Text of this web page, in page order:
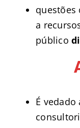
questões
a
público
É vedado